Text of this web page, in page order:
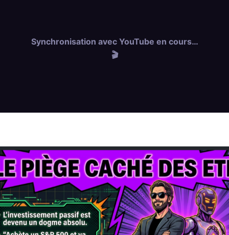
Synchronisation avec YouTube en cours…
🎬